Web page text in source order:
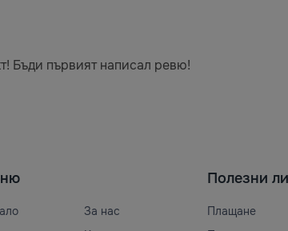
Бъди първият написал ревю!
За нас
Полезни
Плащане